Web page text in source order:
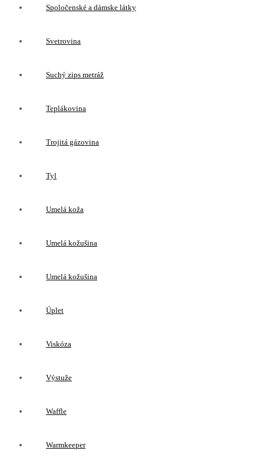
Spoločenské a dámske látky
Svetrovina
Suchý zips metráž
Teplákovina
Trojitá gázovina
Tyl
Umelá koža
Umelá kožušina
Umelá kožušina
Úplet
Viskóza
Výstuže
Waffle
Warmkeeper